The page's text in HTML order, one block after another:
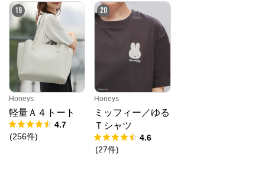
19
Honeys
軽量Ａ４トート
4.7
(256件)
20
Honeys
ミッフィー／ゆる
Ｔシャツ
4.6
(27件)